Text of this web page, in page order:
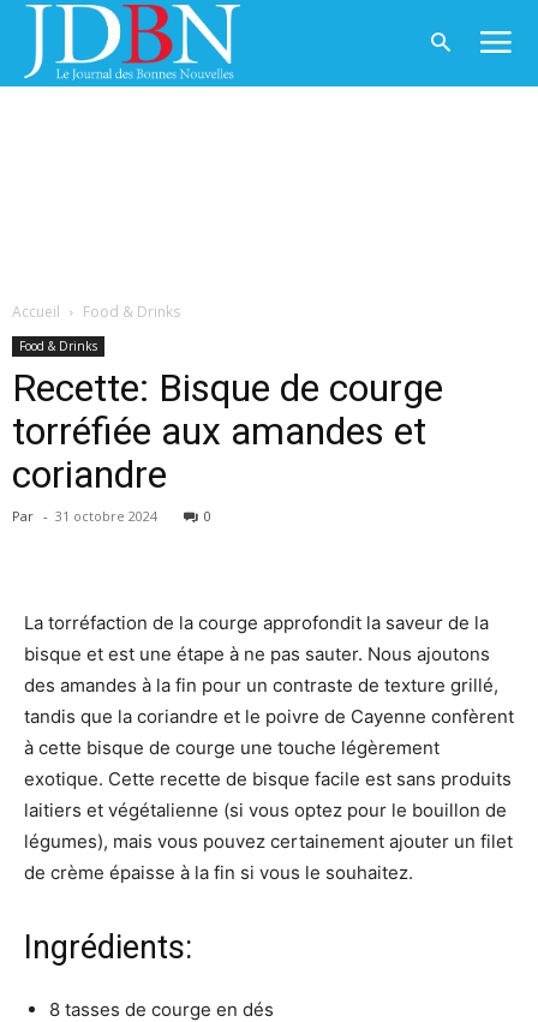
Accueil Food & Drinks
Food & Drinks
Recette: Bisque de courge
torréfiée aux amandes et
coriandre
Par - 31 octobre 2024 0
La torréfaction de la courge approfondit la saveur de la
bisque et est une étape à ne pas sauter. Nous ajoutons
des amandes à la fin pour un contraste de texture grillé,
tandis que la coriandre et le poivre de Cayenne confèrent
à cette bisque de courge une touche légèrement
exotique. Cette recette de bisque facile est sans produits
laitiers et végétalienne (si vous optez pour le bouillon de
légumes), mais vous pouvez certainement ajouter un filet
de crème épaisse à la fin si vous le souhaitez.
Ingrédients:
8 tasses de courge en dés